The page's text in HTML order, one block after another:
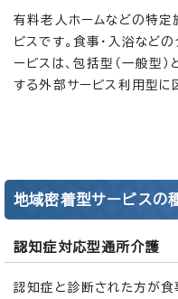
有料老人ホームなどの特定
ビスです。食事・入浴など
ービスは、包括型（一般型
する外部サービス利用型に
地域密着型サービスの
認知症対応型通所介護
認知症と診断された方が食